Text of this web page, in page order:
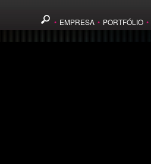
• EMPRESA • PORTFÓLIO •